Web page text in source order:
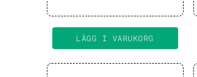
LÄGG I VARUKORG